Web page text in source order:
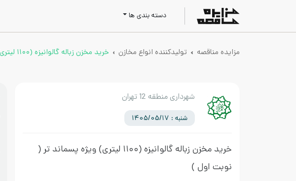
دسته بندی ها
مزایده مناقصه تولیدکننده انواع مخازن خرید مخزن زباله گالوانیزه (۱۱۰۰ لیتری) ویژه پسماند تر
شهرداری منطقه 12 تهران
شنبه : 1405/05/17
خرید مخزن زباله گالوانیزه (۱۱۰۰ لیتری) ویژه پسماند تر
(
نوبت اول )